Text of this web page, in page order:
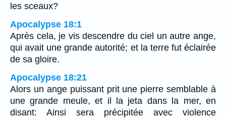
les sceaux?
Apocalypse 18:1
Après cela, je vis descendre du ciel un autre ange,
qui avait une grande autorité; et la terre fut éclairée
de sa gloire.
Apocalypse 18:21
Alors un ange puissant prit une pierre semblable à
une grande meule, et il la jeta dans la mer, en
disant: Ainsi sera précipitée avec violence